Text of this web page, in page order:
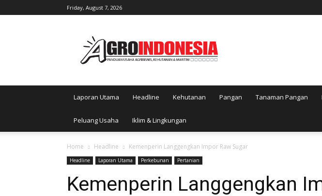
Friday, August 7, 2026
Laporan Utama Headline Kehutanan Pangan Tanaman Pangan
Peluang Usaha Iklim & Lingkungan
Home Headline Kemenperin Langgengkan Impor Raw Sugar
Headline Laporan Utama Perkebunan Pertanian
Kemenperin Langgengkan